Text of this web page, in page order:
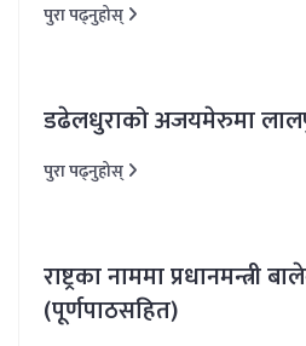
पुरा पढ्नुहोस्
डढेलधुराको अजयमेरुमा
पुरा पढ्नुहोस्
राष्ट्रका नाममा प्रधानमन्त्री
(पूर्णपाठसहित)